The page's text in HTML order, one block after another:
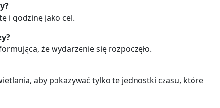
i godzinę jako cel.
że wydarzenie się rozpoczęło.
aby pokazywać tylko te jednostki czasu, które